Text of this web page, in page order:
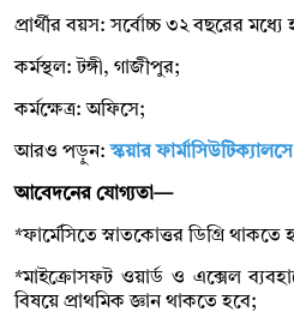
প্রার্থীর বয়স: সর্বোচ্চ ৩২ বছরের মধ্যে
কর্মস্থল: টঙ্গী, গাজীপুর;
কর্মক্ষেত্র: অফিসে;
আরও পড়ুন:স্কয়ার
আবেদনের যোগ্যতা—
*ফার্মেসিতে স্নাতকোত্তর ডিগ্রি থাকতে
*মাইক্রোসফট ওয়ার্ড ও এক্সেল
বিষয়ে প্রাথমিক জ্ঞান থাকতে হবে;